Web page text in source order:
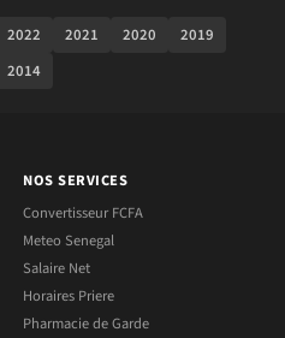
2022 2021 2020
2019
2014
NOS SERVICES
Convertisseur FCFA
Meteo Senegal
Salaire Net
Horaires Priere
Pharmacie de Garde